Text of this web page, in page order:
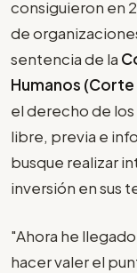
consiguieron en
de
sentencia de la
Humanos (Corte
el derecho de los
libre, previa e
busque realizar
inversión en sus
"Ahora he
hacer valer el